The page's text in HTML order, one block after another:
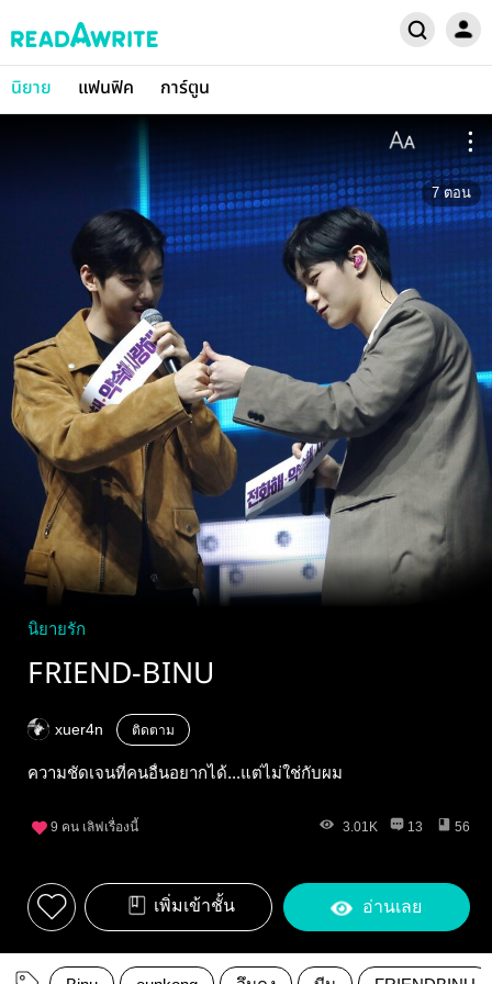
นิยาย แฟนฟิค การ์ตูน
7 ตอน
นิยายรัก
FRIEND-BINU
xuer4n ติดตาม
ความชัดเจนที่คนอื่นอยากได้...แต่ไม่ใช่กับผม
9 คน เลิฟเรื่องนี้ 3.01K 13 56
เพิ่มเข้าชั้น อ่านเลย